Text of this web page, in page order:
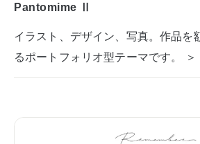
Pantomime Ⅱ
イラスト、デザイン、写真。作品を
るポートフォリオ型テーマです。 ＞